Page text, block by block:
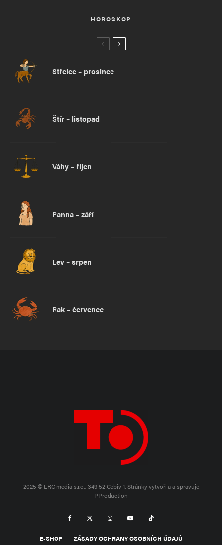
HOROSKOP
Střelec – prosinec
Štír – listopad
Váhy – říjen
Panna – září
Lev – srpen
Rak – červenec
2025 © LRC media s.r.o., 349 52 Cebiv 1.Stránky vytvořila a spravuje
PProduction
E-SHOP ZÁSADY OCHRANY OSOBNÍCH ÚDAJŮ